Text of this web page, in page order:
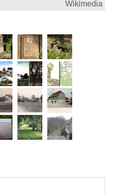
Wikimedia